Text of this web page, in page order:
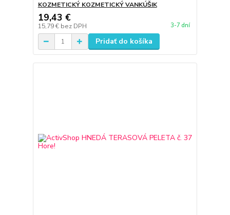
KOZMETICKÝ KOZMETICKÝ VANKÚŠIK
19,43 €
15,79 € bez DPH 3-7 dní
Pridať do košíka